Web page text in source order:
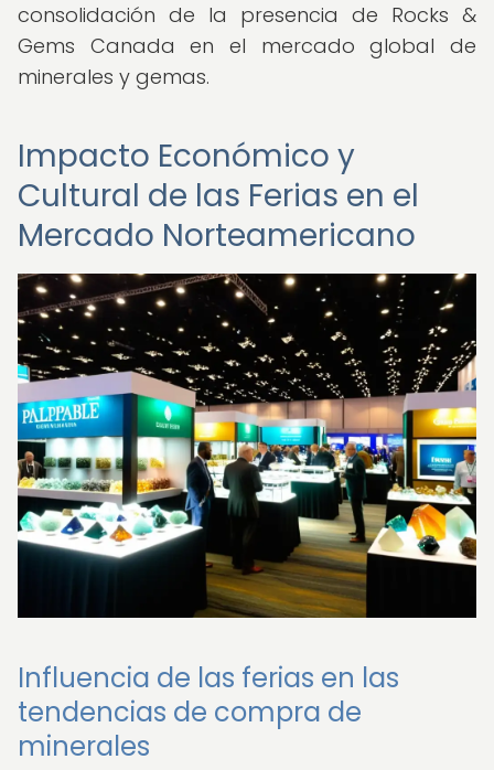
consolidación de la presencia de Rocks &
Gems Canada en el mercado global de
minerales y gemas.
Impacto Económico y
Cultural de las Ferias en el
Mercado Norteamericano
Influencia de las ferias en las
tendencias de compra de
minerales